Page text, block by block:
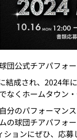
団公式チアパフォ
成され、2024年
なくホームタウン
分のパフォーマ
の球団チアパフォ
ョンにぜひ、応募